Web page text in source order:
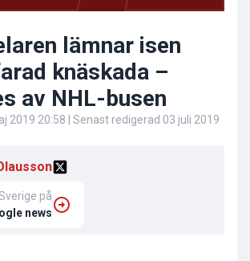
lämnar isen
knäskada –
av NHL-busen
2019 20:58 | Senast redigerad 03 juli 2019
på
news